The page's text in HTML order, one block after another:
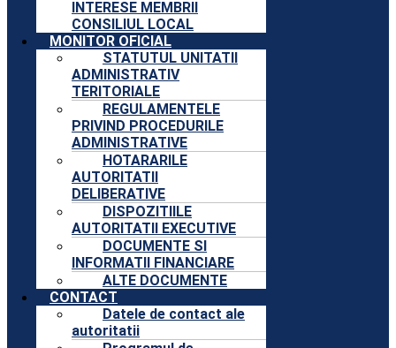
INTERESE MEMBRII
CONSILIUL LOCAL
MONITOR OFICIAL
STATUTUL UNITATII
ADMINISTRATIV
TERITORIALE
REGULAMENTELE
PRIVIND PROCEDURILE
ADMINISTRATIVE
HOTARARILE
AUTORITATII
DELIBERATIVE
DISPOZITIILE
AUTORITATII EXECUTIVE
DOCUMENTE SI
INFORMATII FINANCIARE
ALTE DOCUMENTE
CONTACT
Datele de contact ale
autoritatii